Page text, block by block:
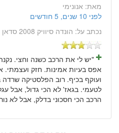
מאת: אנונימי
לפני 10 שנים, 5 חודשים
נכתב על: הונדה סיוויק 2008 סדאן 4 דלתות
אפס בעיות אמינות. חזק ועצמתי.
ועוקף בכיף. רוב הפלסטיקה
לטעמי. בגאז' לא הכי גדול, אבל
הרכב הכי חסכוני בדלק, אבל לא